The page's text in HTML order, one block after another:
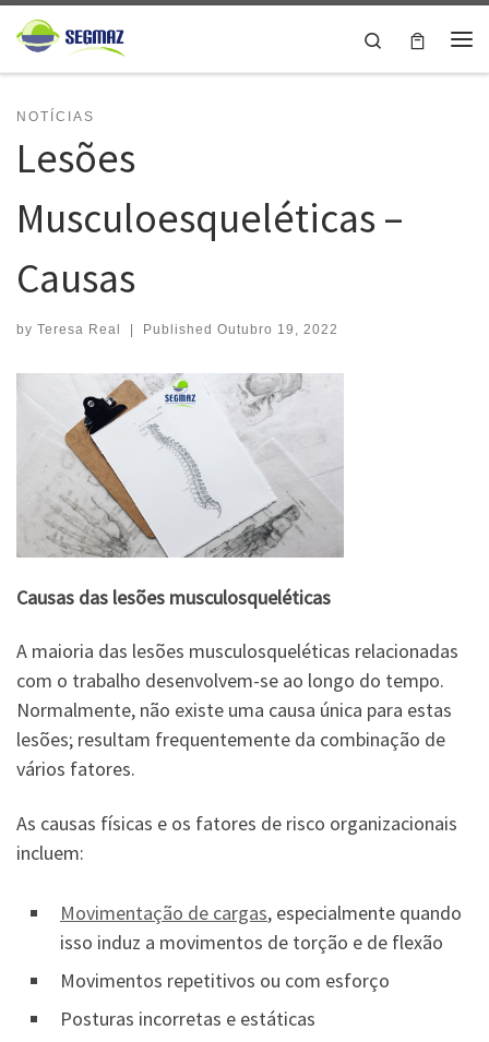
Skip to content
Search
NOTÍCIAS
Lesões
Musculoesqueléticas –
Causas
by Teresa Real Published Outubro 19, 2022
Causas das lesões musculosqueléticas
A maioria das lesões musculosqueléticas relacionadas
com o trabalho desenvolvem-se ao longo do tempo.
Normalmente, não existe uma causa única para estas
lesões; resultam frequentemente da combinação de
vários fatores.
As causas físicas e os fatores de risco organizacionais
incluem:
Movimentação de cargas, especialmente quando
isso induz a movimentos de torção e de flexão
Movimentos repetitivos ou com esforço
Posturas incorretas e estáticas